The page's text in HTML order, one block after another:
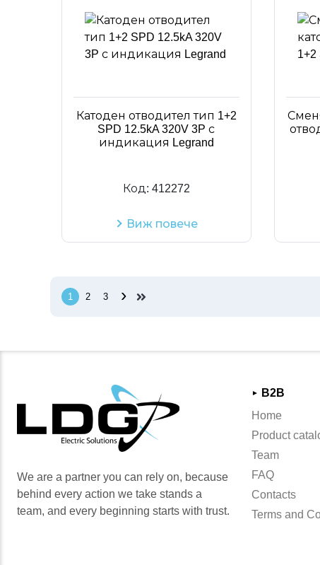
Катоден отводител тип 1+2
SPD 12.5kA 320V 3P с
индикация Legrand
Код: 412272
Виж повече
1 2 3 ›
We are a partner you can rely on, because
behind every action we take stands a
team, and every beginning starts with trust.
►
B2B
Home
Product
Team
FAQ
Contacts
Terms and